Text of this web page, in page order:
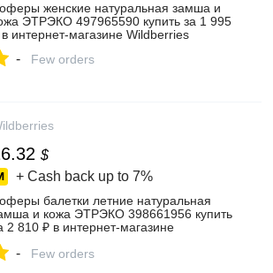
женские натуральная замша и
ЭТРЭКО 497965590 купить за 1 995
интернет‑магазине Wildberries
- Few orders
$
+ Cash back up to 7%
балетки летние натуральная
и кожа ЭТРЭКО 398661956 купить
2 810 ₽ в интернет‑магазине
- Few orders